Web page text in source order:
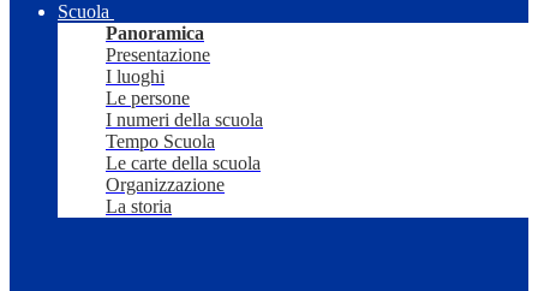
Scuola
Panoramica
Presentazione
I luoghi
Le persone
I numeri della scuola
Tempo Scuola
Le carte della scuola
Organizzazione
La storia